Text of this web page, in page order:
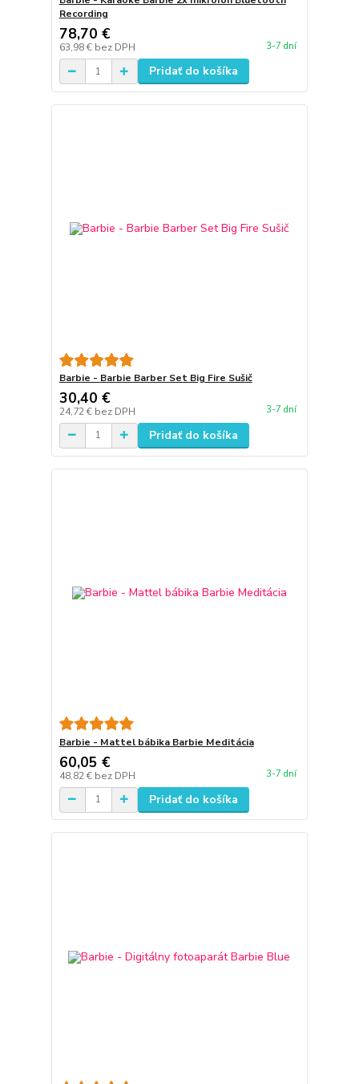
Recording
78,70 €
63,98 € bez DPH 3-7 dní
Pridať do košíka
Barbie - Barbie Barber Set Big Fire Sušič
30,40 €
24,72 € bez DPH 3-7 dní
Pridať do košíka
Barbie - Mattel bábika Barbie Meditácia
60,05 €
48,82 € bez DPH 3-7 dní
Pridať do košíka